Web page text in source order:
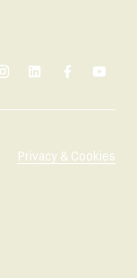
instagram
linkedinfacebook
Privacy & Cookies